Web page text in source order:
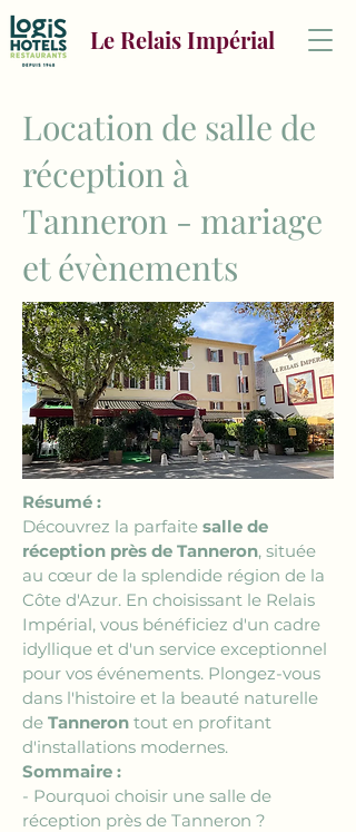
Le Relais Impérial
Location de salle de
réception à
Tanneron - mariage
et évènements
Résumé :
Découvrez la parfaite salle de
réception près de Tanneron, située
au cœur de la splendide région de la
Côte d'Azur. En choisissant le Relais
Impérial, vous bénéficiez d'un cadre
idyllique et d'un service exceptionnel
pour vos événements. Plongez-vous
dans l'histoire et la beauté naturelle
de Tanneron tout en profitant
d'installations modernes.
Sommaire :
- Pourquoi choisir une salle de
réception près de Tanneron ?